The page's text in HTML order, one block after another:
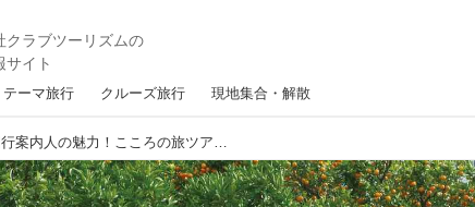
テーマ旅行 クルーズ旅行 現地集合・解散
【こころの旅】旅を彩る同行案内人の魅力！こころの旅ツアーでご一緒する方々のご紹介